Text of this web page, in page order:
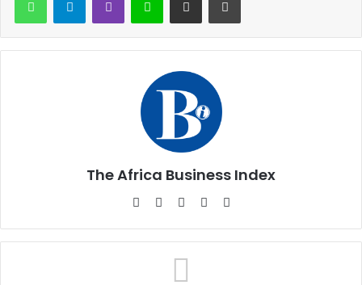
The Africa Business Index
WebsiteFacebook
X Linkedin